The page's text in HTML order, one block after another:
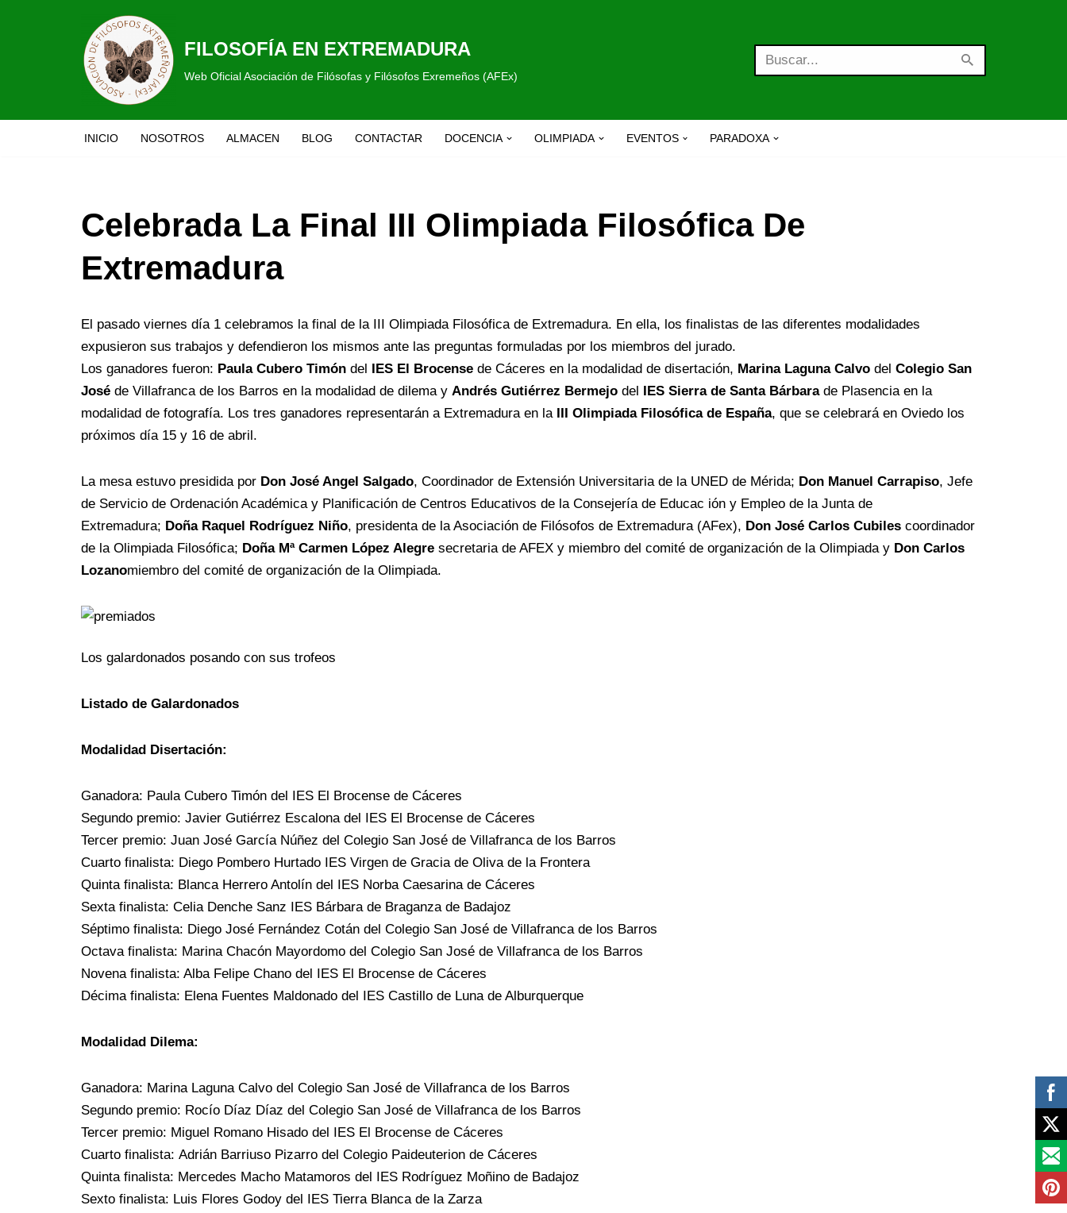
FILOSOFÍA EN EXTREMADURA
Web Oficial Asociación de Filósofas y Filósofos Exremeños (AFEx)
INICIO NOSOTROS ALMACEN BLOG CONTACTAR DOCENCIA OLIMPIADA EVENTOS PARADOXA
Celebrada La Final III Olimpiada Filosófica De
Extremadura
El pasado viernes día 1 celebramos la final de la III Olimpiada Filosófica de Extremadura. En ella, los finalistas de las diferentes modalidades
expusieron sus trabajos y defendieron los mismos ante las preguntas formuladas por los miembros del jurado.
Los ganadores fueron: Paula Cubero Timón del IES El Brocense de Cáceres en la modalidad de disertación, Marina Laguna Calvo del Colegio San
José de Villafranca de los Barros en la modalidad de dilema y Andrés Gutiérrez Bermejo del IES Sierra de Santa Bárbarade Plasencia en la
modalidad de fotografía. Los tres ganadores representarán a Extremadura en la
III Olimpiada Filosófica de España, que se celebrará en Oviedo los
próximos día 15 y 16 de abril.
La mesa estuvo presidida por Don José Angel Salgado, Coordinador de Extensión Universitaria de la UNED de Mérida; Don Manuel Carrapiso, Jefe
de Servicio de Ordenación Académica y Planificación de Centros Educativos de la Consejería de Educac ión y Empleo de la Junta de
Extremadura; Doña Raquel Rodríguez Niño, presidenta de la Asociación de Filósofos de Extremadura (AFex), Don José Carlos Cubiles coordinador
de la Olimpiada Filosófica; Doña Mª Carmen López Alegre secretaria de AFEX y miembro del comité de organización de la Olimpiada y Don Carlos
Lozanomiembro del comité de organización de la Olimpiada.
Los galardonados posando con sus trofeos
Listado de Galardonados
Modalidad Disertación:
Ganadora: Paula Cubero Timón del IES El Brocense de Cáceres
Segundo premio: Javier Gutiérrez Escalona del IES El Brocense de Cáceres
Tercer premio: Juan José García Núñez del Colegio San José de Villafranca de los Barros
Cuarto finalista: Diego Pombero Hurtado IES Virgen de Gracia de Oliva de la Frontera
Quinta finalista: Blanca Herrero Antolín del IES Norba Caesarina de Cáceres
Sexta finalista: Celia Denche Sanz IES Bárbara de Braganza de Badajoz
Séptimo finalista: Diego José Fernández Cotán del Colegio San José de Villafranca de los Barros
Octava finalista: Marina Chacón Mayordomo del Colegio San José de Villafranca de los Barros
Novena finalista: Alba Felipe Chano del IES El Brocense de Cáceres
Décima finalista: Elena Fuentes Maldonado del IES Castillo de Luna de Alburquerque
Modalidad Dilema:
Ganadora: Marina Laguna Calvo del Colegio San José de Villafranca de los Barros
Segundo premio: Rocío Díaz Díaz del Colegio San José de Villafranca de los Barros
Tercer premio: Miguel Romano Hisado del IES El Brocense de Cáceres
Cuarto finalista: Adrián Barriuso Pizarro del Colegio Paideuterion de Cáceres
Quinta finalista: Mercedes Macho Matamoros del IES Rodríguez Moñino de Badajoz
Sexto finalista: Luis Flores Godoy del IES Tierra Blanca de la Zarza